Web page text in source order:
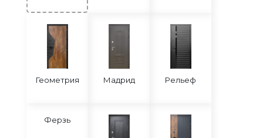
Геометрия Мадрид Рельеф
Ферзь